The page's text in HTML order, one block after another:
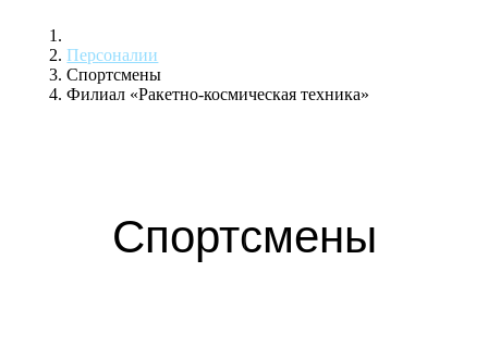
Персоналии
Спортсмены
Филиал «Ракетно-космическая техника»
Спортсмены